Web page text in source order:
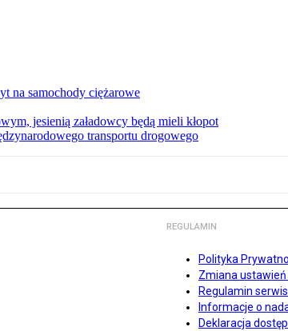
na samochody ciężarowe
jesienią załadowcy będą mieli kłopot
transportu drogowego
REGULAMIN
Polityka
Zmiana ustawień
Regulamin
Informacje o
Deklaracja